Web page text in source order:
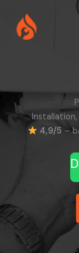
contenu
4,9/5 –